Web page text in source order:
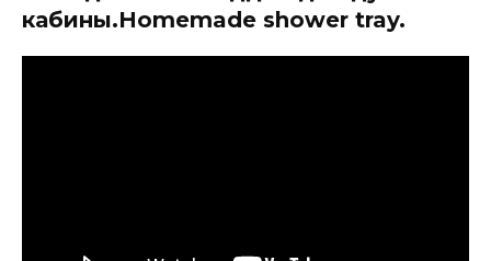
кабины.Homemade shower tray.